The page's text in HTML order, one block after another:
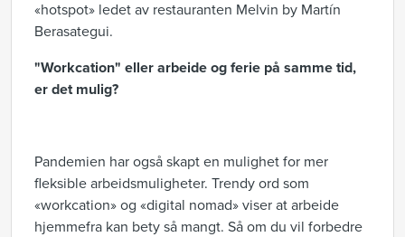
«hotspot» ledet av restauranten Melvin by Martín
Berasategui.
"Workcation" eller arbeide og ferie på samme tid,
er det mulig?
Pandemien har også skapt en mulighet for mer
fleksible arbeidsmuligheter. Trendy ord som
«workcation» og «digital nomad» viser at arbeide
hjemmefra kan bety så mangt. Så om du vil forbedre